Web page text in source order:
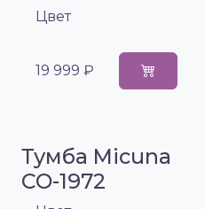
Цвет
19 999 ₽
Тумба Micuna
CO-1972